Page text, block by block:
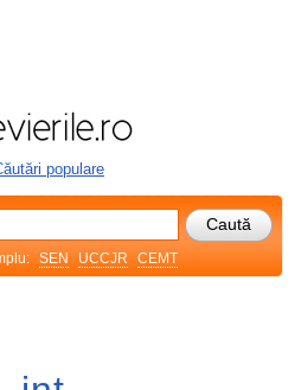
populare
SEN UCCJR CEMT